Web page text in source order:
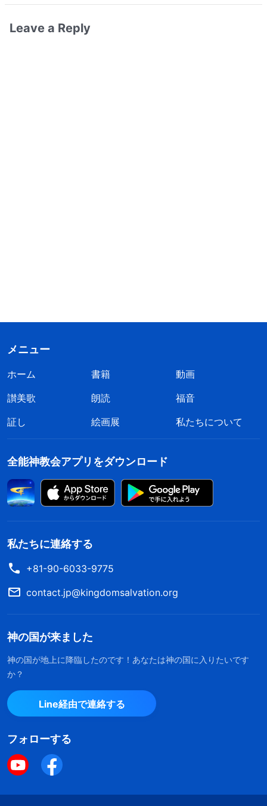
Leave a Reply
メニュー
ホーム 書籍
動画
讃美歌
朗読
福音
証し
絵画展 私たちについて
全能神教会アプリをダウンロード
私たちに連絡する
+81-90-6033-9775
contact.jp@kingdomsalvation.org
神の国が来ました
神の国が地上に降臨したのです！あなたは神の国に入りたいです
か？
Line経由で連絡する
フォローする